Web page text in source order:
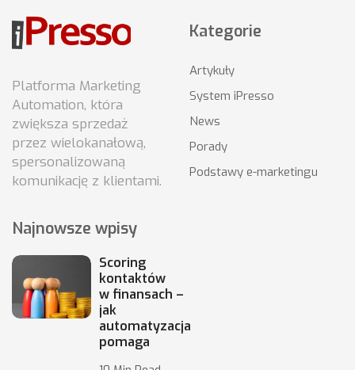
Platforma Marketing
Automation, która
zwiększa sprzedaż
przez wielokanałową,
spersonalizowaną
komunikację z klientami.
Kategorie
Artykuły
System iPresso
News
Porady
Podstawy e-marketingu
Najnowsze wpisy
Scoring
kontaktów
w finansach –
jak
automatyzacja
pomaga